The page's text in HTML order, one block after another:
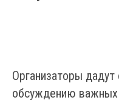
Организаторы
обсуждению важных